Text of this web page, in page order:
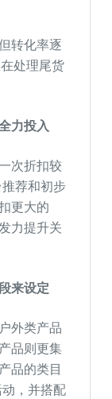
转化率逐
处理尾货
力投入
次折扣较
荐和初步
更大的
力提升关
来设定
外类产品
品则更集
品的类目
，并搭配